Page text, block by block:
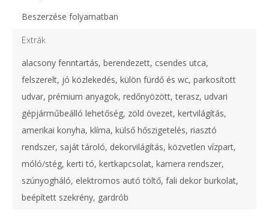
Beszerzése folyamatban
Extrák
alacsony fenntartás, berendezett, csendes utca,
felszerelt, jó közlekedés, külön fürdő és wc, parkosított
udvar, prémium anyagok, redőnyözött, terasz, udvari
gépjárműbeálló lehetőség, zöld övezet, kertvilágítás,
amerikai konyha, klíma, külső hőszigetelés, riasztó
rendszer, saját tároló, dekorvilágítás, közvetlen vízpart,
móló/stég, kerti tó, kertkapcsolat, kamera rendszer,
szúnyogháló, elektromos autó töltő, fali dekor burkolat,
beépített szekrény, gardrób